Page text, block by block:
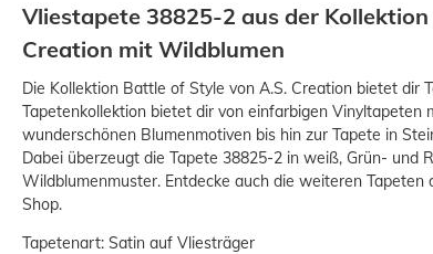
Vliestapete 38825-2 aus der
Creation mit Wildblumen
Die Kollektion Battle of Style von A.S. Creation bietet dir
Tapetenkollektion bietet dir von einfarbigen
wunderschönen Blumenmotiven bis hin zur Tapete in
Dabei überzeugt die Tapete 38825-2 in weiß, Grün- und
Wildblumenmuster. Entdecke auch die weiteren
Shop.
Tapetenart: Satin auf Vliesträger